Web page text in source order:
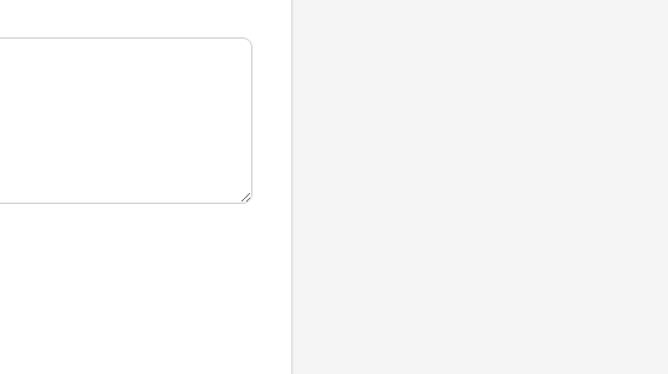
、ご自由にご記入ください